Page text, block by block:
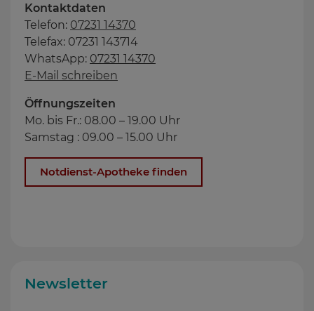
Kontaktdaten
Telefon: 07231 14370
Telefax: 07231 143714
WhatsApp: 07231 14370
E-Mail schreiben
Öffnungszeiten
Mo. bis Fr.: 08.00 – 19.00 Uhr
Samstag : 09.00 – 15.00 Uhr
Notdienst-Apotheke finden
Newsletter